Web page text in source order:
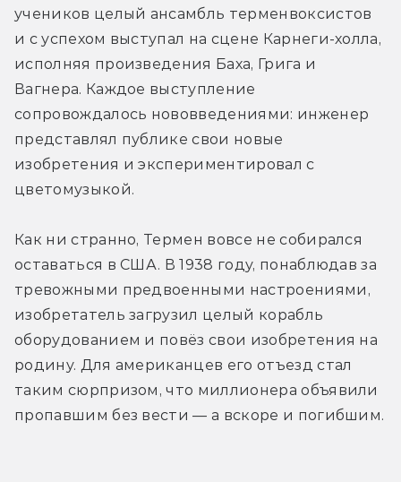
учеников целый ансамбль терменвоксистов
и с успехом выступал на сцене Карнеги-холла,
исполняя произведения Баха, Грига и
Вагнера. Каждое выступление
сопровождалось нововведениями: инженер
представлял публике свои новые
изобретения и экспериментировал с
цветомузыкой.
Как ни странно, Термен вовсе не собирался
оставаться в США. В 1938 году, понаблюдав за
тревожными предвоенными настроениями,
изобретатель загрузил целый корабль
оборудованием и повёз свои изобретения на
родину. Для американцев его отъезд стал
таким сюрпризом, что миллионера объявили
пропавшим без вести — а вскоре и погибшим.